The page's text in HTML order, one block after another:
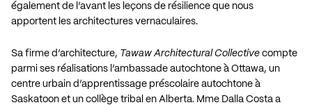
également de l’avant les leçons de résilience que nous
apportent les architectures vernaculaires.
Sa firme d’architecture, Tawaw Architectural Collective compte
parmi ses réalisations l’ambassade autochtone à Ottawa, un
centre urbain d’apprentissage préscolaire autochtone à
Saskatoon et un collège tribal en Alberta. Mme Dalla Costa a